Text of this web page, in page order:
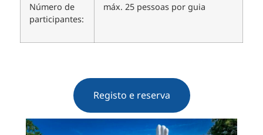
Número de
participantes:
máx. 25 pessoas por guia
Registo e reserva